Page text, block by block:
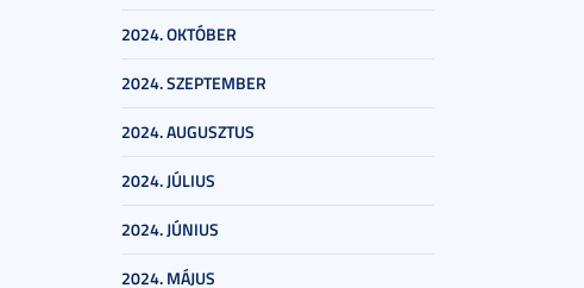
2024. OKTÓBER
2024. SZEPTEMBER
2024. AUGUSZTUS
2024. JÚLIUS
2024. JÚNIUS
2024. MÁJUS